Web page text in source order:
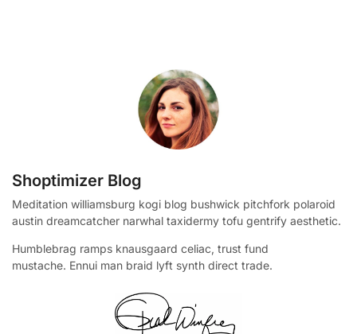
Shoptimizer Blog
Meditation williamsburg kogi blog bushwick pitchfork polaroid
austin dreamcatcher narwhal taxidermy tofu gentrify aesthetic.
Humblebrag ramps knausgaard celiac, trust fund
mustache. Ennui man braid lyft synth direct trade.